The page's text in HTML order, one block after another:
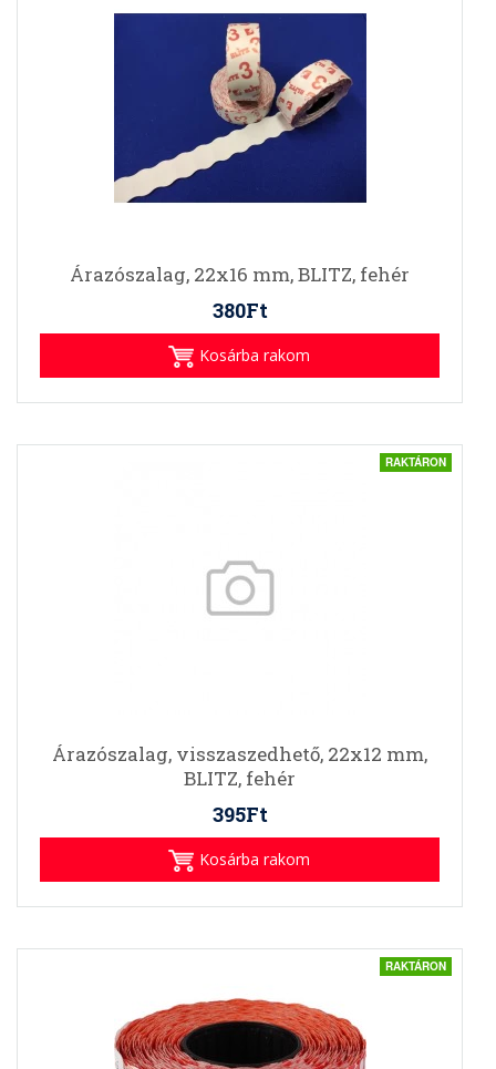
Árazószalag, 22x16 mm, BLITZ, fehér
380Ft
Kosárba rakom
RAKTÁRON
Árazószalag, visszaszedhető, 22x12 mm,
BLITZ, fehér
395Ft
Kosárba rakom
RAKTÁRON